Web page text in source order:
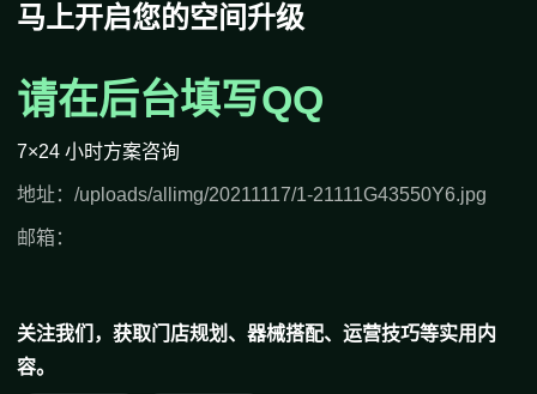
马上开启您的空间升级
请在后台填写QQ
7×24 小时方案咨询
地址：/uploads/allimg/20211117/1-21111G43550Y6.jpg
邮箱：
关注我们，获取门店规划、器械搭配、运营技巧等实用内
容。